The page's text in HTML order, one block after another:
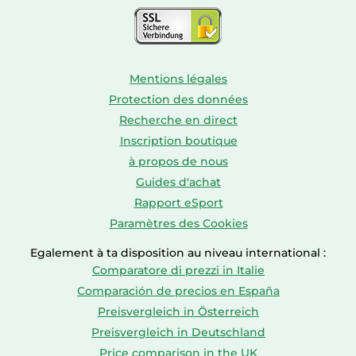
Mentions légales
Protection des données
Recherche en direct
Inscription boutique
à propos de nous
Guides d'achat
Rapport eSport
Paramètres des Cookies
Egalement à ta disposition au niveau international :
Comparatore di prezzi in Italie
Comparación de precios en España
Preisvergleich in Österreich
Preisvergleich in Deutschland
Price comparison in the UK